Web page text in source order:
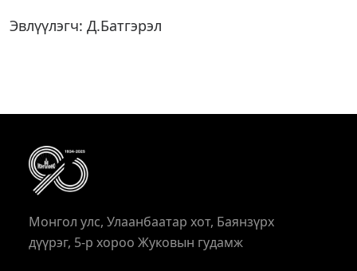
Эвлүүлэгч: Д.Батгэрэл
Монгол улс, Улаанбаатар хот, Баянзүрх
дүүрэг, 5-р хороо Жуковын гудамж